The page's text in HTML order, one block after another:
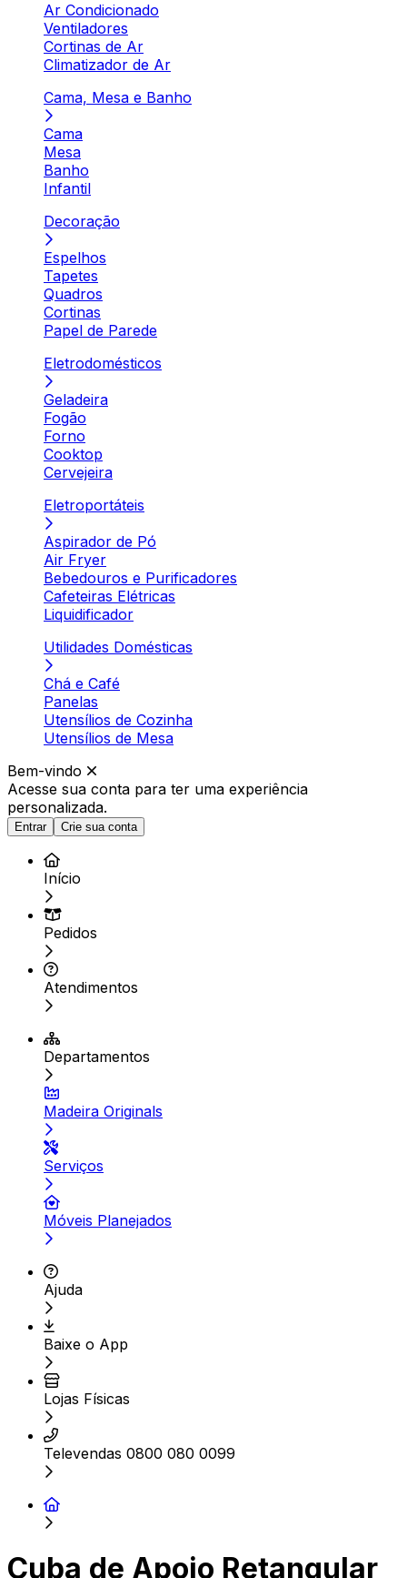
Ar Condicionado
Ventiladores
Cortinas de Ar
Climatizador de Ar
Cama, Mesa e Banho
Cama
Mesa
Banho
Infantil
Decoração
Espelhos
Tapetes
Quadros
Cortinas
Papel de Parede
Eletrodomésticos
Geladeira
Fogão
Forno
Cooktop
Cervejeira
Eletroportáteis
Aspirador de Pó
Air Fryer
Bebedouros e Purificadores
Cafeteiras Elétricas
Liquidificador
Utilidades Domésticas
Chá e Café
Panelas
Utensílios de Cozinha
Utensílios de Mesa
Bem-vindo
Acesse sua conta para ter uma experiência
personalizada.
Entrar Crie sua conta
Início
Pedidos
Atendimentos
Departamentos
Madeira Originals
Serviços
Móveis Planejados
Ajuda
Baixe o App
Lojas Físicas
Televendas 0800 080 0099
Cuba de Apoio Retangular